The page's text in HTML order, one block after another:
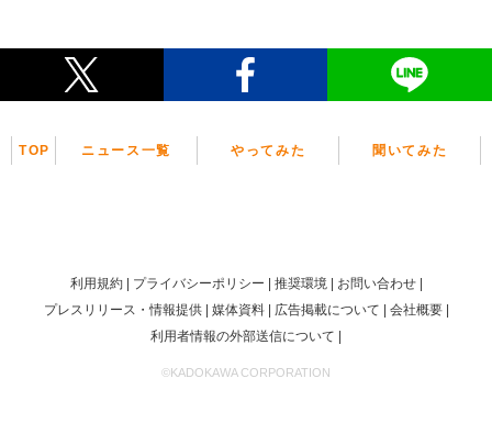
TOP ニュース一覧 やってみた 聞いてみた
利用規約 プライバシーポリシー 推奨環境
お問い合わせ
プレスリリース・情報提供
媒体資料 広告掲載について
会社概要
利用者情報の外部送信について
©KADOKAWA CORPORATION